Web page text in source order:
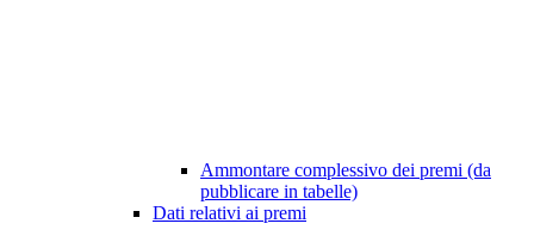
Ammontare complessivo dei premi (da
pubblicare in tabelle)
Dati relativi ai premi